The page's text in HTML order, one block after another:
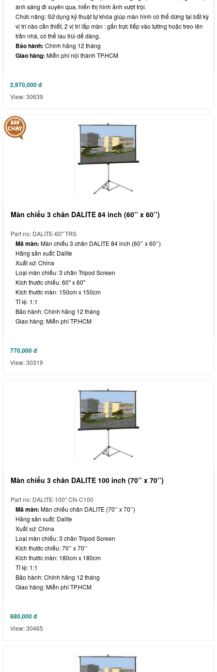
ánh sáng đi xuyên qua, hiển thị hình ảnh vượt trội.
Chức năng: Sử dụng kỷ thuật tự khóa giúp màn hình có thể dừng tại bất kỳ
vị trí nào cần thiết, 2 vị trí lắp màn : gắn trực tiếp vào tường hoặc treo lên
trần nhà, có thể lau trùi dể dàng.
Bảo hành: Chính hãng 12 tháng
Giao hàng: Miễn phí nội thành TP.HCM
2,970,000đ
View: 30639
Màn chiếu 3 chân DALITE 84 inch (60’’ x 60’’)
Part no: DALITE-60" TRS
Mã màn: Màn chiếu 3 chân DALITE 84 inch (60’’ x 60’’)
Hãng sản xuất: Dalite
Xuất xứ: China
Loại màn chiếu: 3 chân Tripod Screen
Kích thước chiếu: 60" x 60"
Kích thước màn: 150cm x 150cm
Tỉ lệ: 1:1
Bảo hành: Chính hãng 12 tháng
Giao hàng: Miễn phí TP.HCM
770,000đ
View: 30319
Màn chiếu 3 chân DALITE 100 inch (70’’ x 70’’)
Part no: DALITE-100" CN-C100
Mã màn: Màn chiếu chân DALITE (70’’ x 70’’)
Hãng sản xuất: Dalite
Xuất xứ: China
Loại màn chiếu: 3 chân Tripod Screen
Kích thước chiếu:70’’ x 70’’
Kích thước màn: 180cm x 180cm
Tỉ lệ: 1:1
Bảo hành: Chính hãng 12 tháng
Giao hàng: Miễn phí TP.HCM
880,000đ
View: 30465